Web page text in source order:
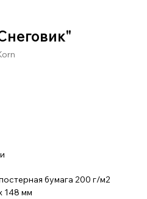
бумага 200 г/м2
148 мм